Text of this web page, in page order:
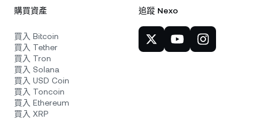
購買資產
買入 Bitcoin
買入 Tether
買入 Tron
買入 Solana
買入 USD Coin
買入 Toncoin
買入 Ethereum
買入 XRP
追蹤 Nexo